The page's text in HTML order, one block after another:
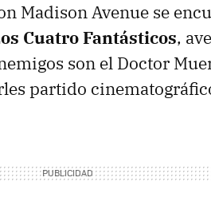
Madison Avenue se
Cuatro Fantásticos,
son el Doctor
partido